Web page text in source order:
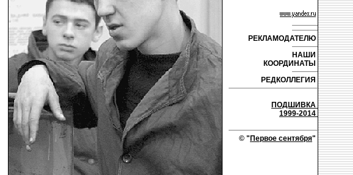
РЕКЛАМОДАТЕЛЮ
НАШИ
КООРДИНАТЫ
РЕДКОЛЛЕГИЯ
ПОДШИВКА
1999-2014
© " Первое сентября"